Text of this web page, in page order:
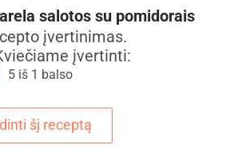
salotos su pomidorais
įvertinimas.
įvertinti:
5 iš 1 balso
šį receptą